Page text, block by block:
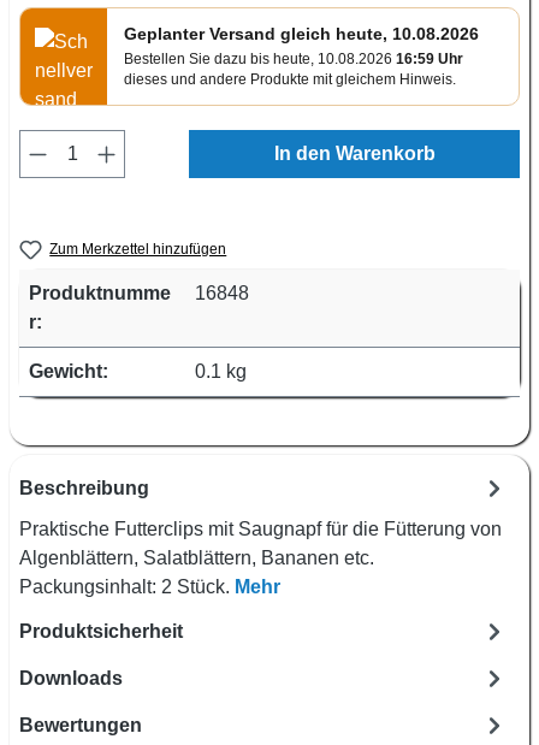
Geplanter Versand gleich heute, 10.08.2026
Bestellen Sie dazu bis heute, 10.08.2026 16:59 Uhr
dieses und andere Produkte mit gleichem Hinweis.
Produkt Anzahl: Gib den gewünschten
In den Warenkorb
Zum Merkzettel hinzufügen
Produktnumme
r:
16848
Gewicht: 0.1 kg
Beschreibung
Praktische Futterclips mit Saugnapf für die Fütterung von
Algenblättern, Salatblättern, Bananen etc.
Packungsinhalt: 2 Stück. Mehr
Produktsicherheit
Downloads
Bewertungen